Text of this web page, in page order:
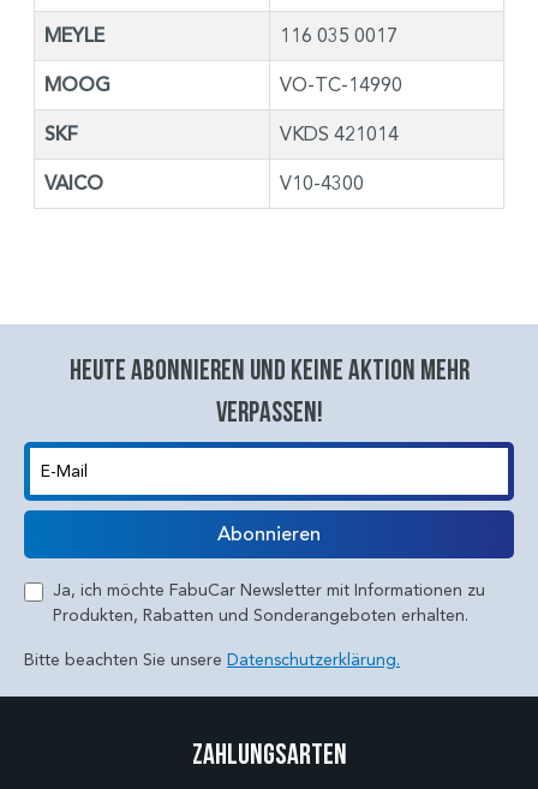
MEYLE 116 035 0017
MOOG VO-TC-14990
SKF VKDS 421014
VAICO V10-4300
Heute abonnieren und keine aktion mehr
verpassen!
E-Mail
Abonnieren
Ja, ich möchte FabuCar Newsletter mit Informationen zu
Produkten, Rabatten und Sonderangeboten erhalten.
Bitte beachten Sie unsere Datenschutzerklärung.
Zahlungsarten